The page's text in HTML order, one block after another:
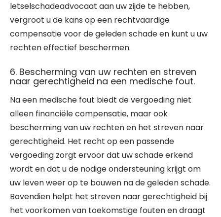
letselschadeadvocaat aan uw zijde te hebben,
vergroot u de kans op een rechtvaardige
compensatie voor de geleden schade en kunt u uw
rechten effectief beschermen.
6. Bescherming van uw rechten en streven
naar gerechtigheid na een medische fout.
Na een medische fout biedt de vergoeding niet
alleen financiële compensatie, maar ook
bescherming van uw rechten en het streven naar
gerechtigheid. Het recht op een passende
vergoeding zorgt ervoor dat uw schade erkend
wordt en dat u de nodige ondersteuning krijgt om
uw leven weer op te bouwen na de geleden schade.
Bovendien helpt het streven naar gerechtigheid bij
het voorkomen van toekomstige fouten en draagt